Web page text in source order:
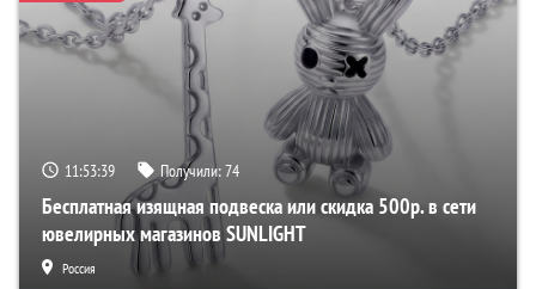
11:53:38 Получили:74
Бесплатная изящная подвеска или скидка 500р. в сети
ювелирных магазинов SUNLIGHT
Россия